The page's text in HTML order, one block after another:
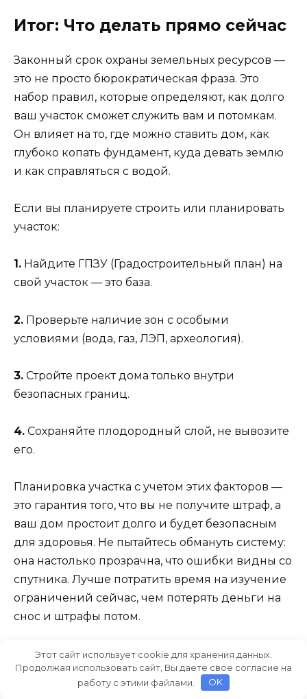
Итог: Что делать прямо сейчас
Законный срок охраны земельных ресурсов —
это не просто бюрократическая фраза. Это
набор правил, которые определяют, как долго
ваш участок сможет служить вам и потомкам.
Он влияет на то, где можно ставить дом, как
глубоко копать фундамент, куда девать землю
и как справляться с водой.
Если вы планируете строить или планировать
участок:
1. Найдите ГПЗУ (Градостроительный план) на
свой участок — это база.
2. Проверьте наличие зон с особыми
условиями (вода, газ, ЛЭП, археология).
3. Стройте проект дома только внутри
безопасных границ.
4. Сохраняйте плодородный слой, не вывозите
его.
Планировка участка с учетом этих факторов —
это гарантия того, что вы не получите штраф, а
ваш дом простоит долго и будет безопасным
для здоровья. Не пытайтесь обмануть систему:
она настолько прозрачна, что ошибки видны со
спутника. Лучше потратить время на изучение
ограничений сейчас, чем потерять деньги на
снос и штрафы потом.
Информация в статье носит
Этот сайт использует cookie для хранения данных.
Продолжая использовать сайт, Вы даете свое согласие на
работу с этими файлами.
OK